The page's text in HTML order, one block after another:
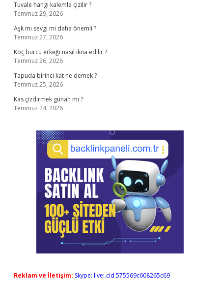
Tuvale hangi kalemle çizilir ?
Temmuz 29, 2026
Aşk mı sevgi mi daha önemli ?
Temmuz 27, 2026
Koç burcu erkeği nasıl ikna edilir ?
Temmuz 26, 2026
Tapuda birinci kat ne demek ?
Temmuz 25, 2026
Kas çizdirmek günah mı ?
Temmuz 24, 2026
Reklam ve İletişim: Skype: live:.cid.575569c608265c69